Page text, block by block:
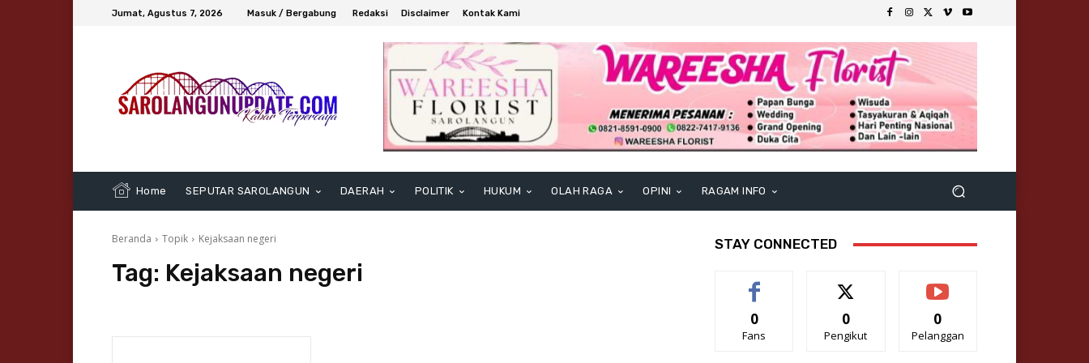
Jumat, Agustus 7, 2026 Masuk / Bergabung Redaksi Disclaimer Kontak Kami
Home SEPUTAR SAROLANGUN DAERAH POLITIK HUKUM OLAH RAGA OPINI RAGAM INFO
Beranda Topik Kejaksaan negeri
Tag: Kejaksaan negeri
STAY CONNECTED
0
Fans
0
Pengikut
0
Pelanggan